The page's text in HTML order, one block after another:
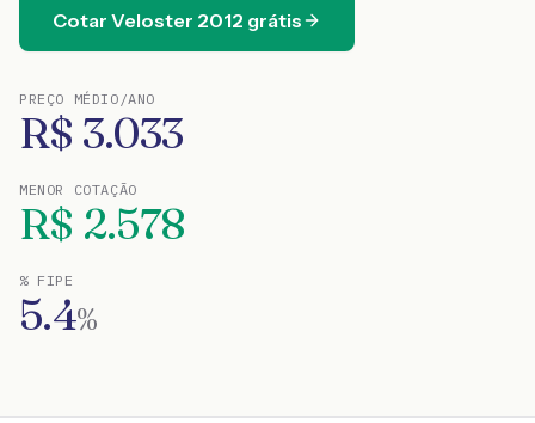
Cotar Veloster 2012 grátis
PREÇO MÉDIO/ANO
R$ 3.033
MENOR COTAÇÃO
R$ 2.578
% FIPE
5.4%